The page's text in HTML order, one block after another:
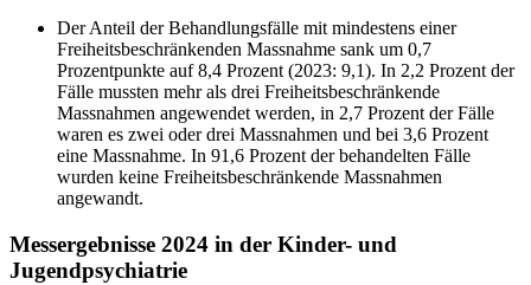
Der Anteil der Behandlungsfälle mit mindestens einer
Freiheitsbeschränkenden Massnahme sank um 0,7
Prozentpunkte auf 8,4 Prozent (2023: 9,1). In 2,2 Prozent der
Fälle mussten mehr als drei Freiheitsbeschränkende
Massnahmen angewendet werden, in 2,7 Prozent der Fälle
waren es zwei oder drei Massnahmen und bei 3,6 Prozent
eine Massnahme. In 91,6 Prozent der behandelten Fälle
wurden keine Freiheitsbeschränkende Massnahmen
angewandt.
Messergebnisse 2024 in der Kinder- und
Jugendpsychiatrie